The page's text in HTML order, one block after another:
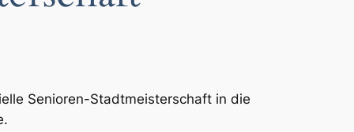
Senioren-Stadtmeisterschaft in die